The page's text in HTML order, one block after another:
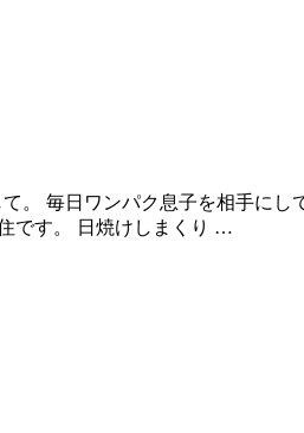
。 毎日ワンパク息子を相手にし
です。 日焼けしまくり …